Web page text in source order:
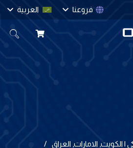
فروعنا العربية
الكويت, الامارات, العراق /